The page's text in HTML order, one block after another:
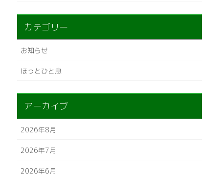
カテゴリー
お知らせ
ほっとひと息
アーカイブ
2026年8月
2026年7月
2026年6月